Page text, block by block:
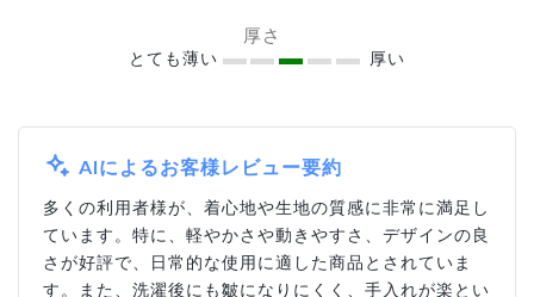
厚さ
とても薄い 厚い
AIによるお客様レビュー要約
多くの利用者様が、着心地や生地の質感に非常に満足し
ています。特に、軽やかさや動きやすさ、デザインの良
さが好評で、日常的な使用に適した商品とされていま
す。また、洗濯後にも皺になりにくく、手入れが楽とい